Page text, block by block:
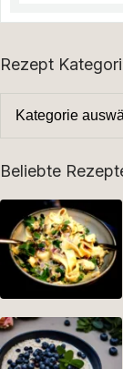
Rezept
Beliebte